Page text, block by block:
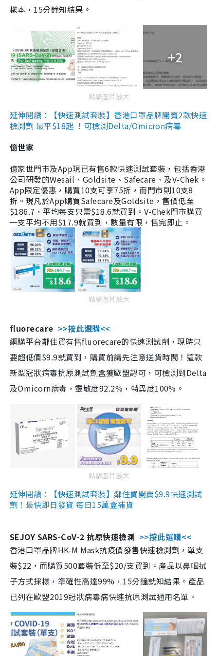
樣本，15分鐘知結果。
+2
點擊圖片放大
延伸閱讀：【快速測試套裝】香港口罩品牌開賣2款快速
檢測劑 最平$18起 ！可檢測Delta/Omicron病毒
億世家
億家世門市及App現已有售6款快速測試套裝，包括香港
公司研發的Wesail、Goldsite、Safecare、及V-Chek。
App限定優惠，購買10支可享75折，而門市則10支8
折。現凡於App購買Safecare及Goldsite，售價低至
$186.7，平均每支只需$18.6就買到。V-Chek門市購買
一支平均不用$17.9就買到，數量有限，售完即止。
點擊圖片放大
fluorecare >>按此選購<<
網購平台鄰住買有售fluorecare的快速測試劑，現時只
要超低價$9.9就買到，購買前請先注意送貨時間！這款
新型冠狀病毒抗原測試劑盒獲歐盟認可，可檢測到Delta
及Omicorn病毒，靈敏度92.2%，特異度100%。
點擊圖片放大
延伸閱讀：【快速測試套裝】鄰住買開賣$9.9快速測試
劑！最快即日發貨 每日15萬盒補貨
SEJOY SARS-CoV-2 抗原快速檢測 >>按此選購<<
香港口罩品牌HK-M Mask抗疫價發售快速檢測劑，單支
裝$22，而購買500套裝低至$20/支買到。產品以鼻咽拭
子方式採樣，準確性高達99%，15分鐘就知結果。產品
已列在歐盟2019冠狀病毒病快速抗原測試通用名單。